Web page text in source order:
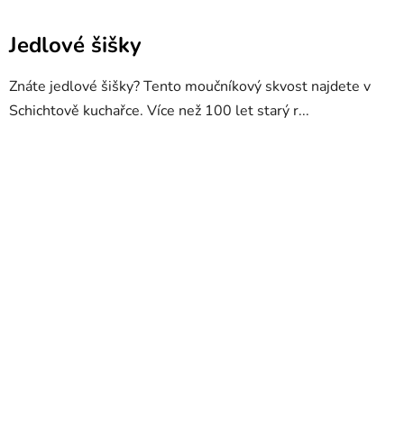
Jedlové šišky
Znáte jedlové šišky? Tento moučníkový skvost najdete v
Schichtově kuchařce. Více než 100 let starý r...